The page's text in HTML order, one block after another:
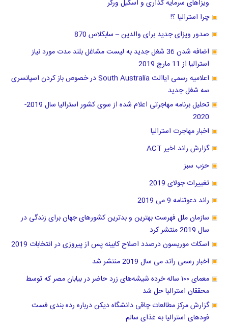
چرا استرالیا ؟!
صدور ویزای جدید برای والدین – سابکلاس 870
اضافه شدن 36 شغل جدید به لیست مشاغل بلند مدت مورد نیاز
استرالیا از 11 مارچ 2019
اعلامیه رسمی ایاالت South Australia در خصوص باز کردن اسپانسری
سه شغل جدید
تحلیل برنامه مهاجرتی اعلام شده از سوی کشور استرالیا سال 2019-
2020
اخبار مهاجرت استرالیا
گزارش راند اخیر ACT
حزب سبز
تغییرات جولای 2019
راند دعوتنامه 9 می 2019
سازمان ملل فهرست بهترین و بدترین کشور‌های جهان برای زندگی در
سال 2019 منتشر کرد
اسکات موریسون درصدد اصلاح کابینه پس از پیروزی در انتخابات 2019
اخبار رسمی راند می سال 2019 منتشر شد
معمای ۱۰۰ ساله خرده شیشه‌های زرد حاضر در بیابان مصر که توسط
محققان استرالیا حل شد
گزارش مرکز مطالعات چاقی دانشگاه دیکن درباره رده بندی فست
فودهای استرالیا به غذای سالم